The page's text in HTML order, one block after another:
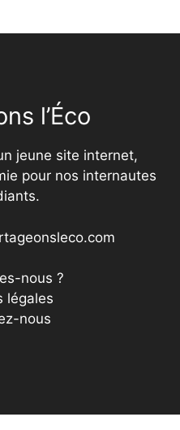
l’Éco
jeune site internet,
pour nos internautes
nous ?
légales
nous